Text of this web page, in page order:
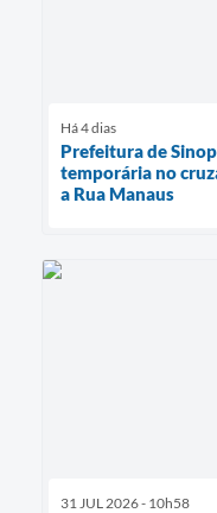
Há 4 dias
Prefeitura de
temporária no
a Rua Manaus
31 JUL 2026 - 10h58